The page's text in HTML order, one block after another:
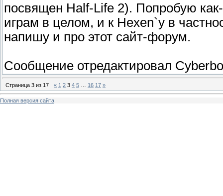
посвящен Half-Life 2). Попробую
играм в целом, и к Hexen`у в
напишу и про этот сайт-форум.
Сообщение отредактировал
Страница 3 из 17 « 1 2 3 4 5 16 17 »
Полная версия сайта